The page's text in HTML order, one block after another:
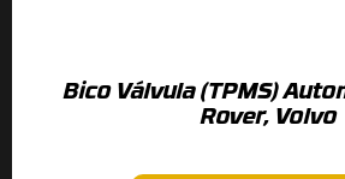
Bico Válvula (TPMS)
Rover, Volvo